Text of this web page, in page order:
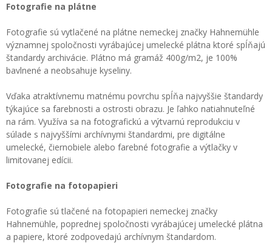
Fotografie na plátne
Fotografie sú vytlačené na plátne nemeckej značky Hahnemühle
významnej spoločnosti vyrábajúcej umelecké plátna ktoré spĺňajú
štandardy archivácie. Plátno má gramáž 400g/m2, je 100%
bavlnené a neobsahuje kyseliny.
Vďaka atraktívnemu matnému povrchu spĺňa najvyššie štandardy
týkajúce sa farebnosti a ostrosti obrazu. Je ľahko natiahnuteľné
na rám. Využíva sa na fotografickú a výtvarnú reprodukciu v
súlade s najvyššími archívnymi štandardmi, pre digitálne
umelecké, čiernobiele alebo farebné fotografie a výtlačky v
limitovanej edícii.
Fotografie na fotopapieri
Fotografie sú tlačené na fotopapieri nemeckej značky
Hahnemühle, poprednej spoločnosti vyrábajúcej umelecké plátna
a papiere, ktoré zodpovedajú archívnym štandardom.